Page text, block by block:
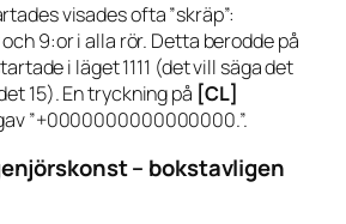
visades ofta ”skräp”:
9:or i alla rör. Detta berodde på
i läget 1111 (det vill säga det
15). En tryckning på [CL]
”+0000000000000000.”.
– bokstavligen